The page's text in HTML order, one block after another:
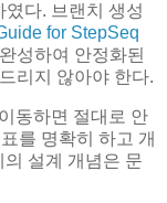
다. 브랜치 생성
for StepSeq
성하여 안정화된
리지 않아야 한다.
동하면 절대로 안
를 명확히 하고 개
설계 개념은 문